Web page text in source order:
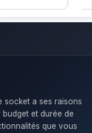
socket a ses raisons
et durée de
que vous